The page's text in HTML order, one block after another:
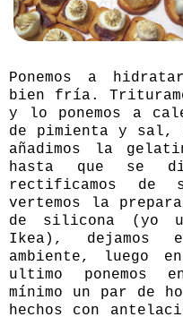
Ponemos a
bien fría.
y lo ponemos a
de pimienta y sal,
añadimos la
hasta que se
rectificamos de
vertemos la
de silicona (yo
Ikea), dejamos
ambiente, luego
ultimo ponemos
mínimo un par de
hechos con